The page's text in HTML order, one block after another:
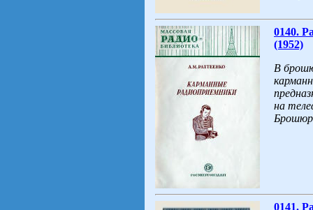
0140.
(1952)
В
на
0141.